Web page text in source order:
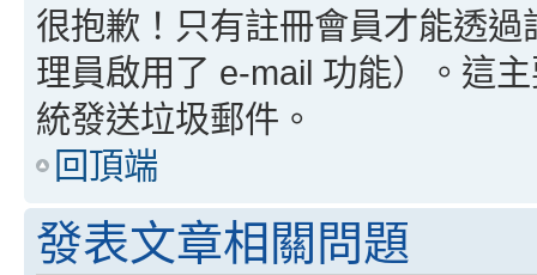
很抱歉！只有註冊會員才能透
理員啟用了 e-mail 功能）。這
統發送垃圾郵件。
回頂端
發表文章相關問題